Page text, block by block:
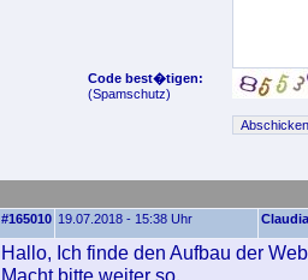
Code best�tigen:
(Spamschutz)
#165010 19.07.2018 - 15:38 Uhr Claudia
Hallo, Ich finde den Aufbau der
Macht bitte weiter so.